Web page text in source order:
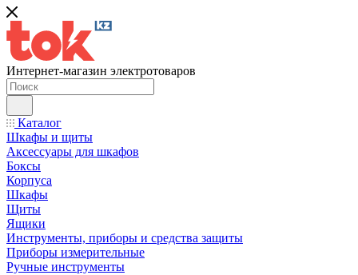
Интернет-магазин электротоваров
Каталог
Шкафы и щиты
Аксессуары для шкафов
Боксы
Корпуса
Шкафы
Щиты
Ящики
Инструменты, приборы и средства защиты
Приборы измерительные
Ручные инструменты